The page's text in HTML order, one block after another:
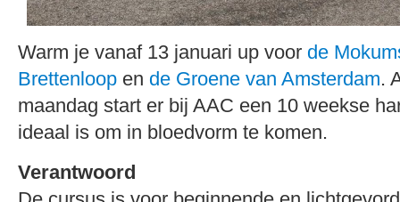
Warm je vanaf 13 januari up voor de
Brettenloop en de Groene van Amsterdam.
maandag start er bij AAC een 10 weekse
ideaal is om in bloedvorm te komen.
Verantwoord